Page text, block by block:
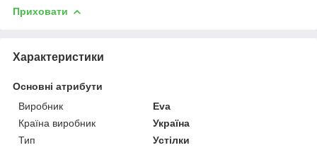
Приховати
Характеристики
Основні атрибути
Виробник
Eva
Країна виробник
Україна
Тип
Устілки